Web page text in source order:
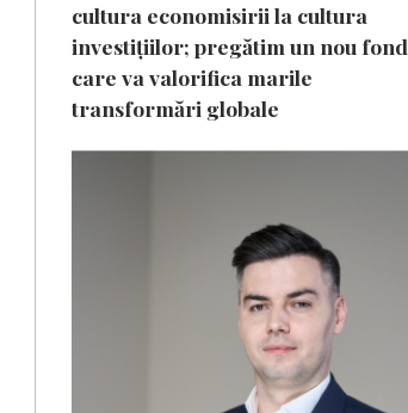
cultura economisirii la cultura
investițiilor; pregătim un nou fond
care va valorifica marile
transformări globale